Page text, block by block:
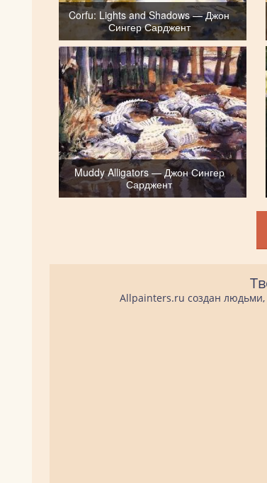
Corfu: Lights and Shadows — Джон
Сингер Сарджент
Muddy Alligators — Джон Сингер
Сарджент
Allpainters.ru создан